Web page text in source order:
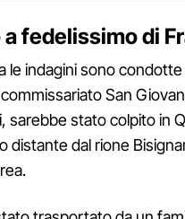
fedelissimo di
le indagini sono
San
sarebbe stato colpito in
distante dal rione